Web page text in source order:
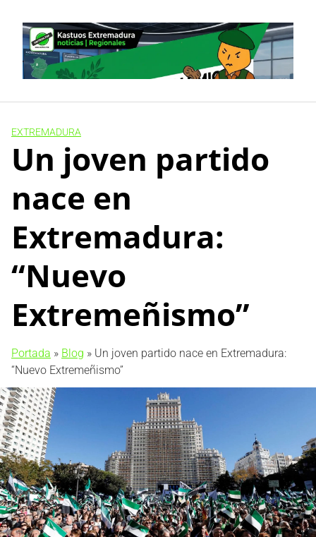
content
EXTREMADURA
Un joven partido
nace en
Extremadura:
“Nuevo
Extremeñismo”
Portada » Blog » Un joven partido nace en Extremadura:
“Nuevo Extremeñismo”